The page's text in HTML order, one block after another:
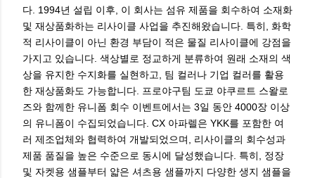
다. 1994년 설립 이후, 이 회사는 섬유 제품을 회수하여 소재화
및 재상품화하는 리사이클 사업을 추진해왔습니다. 특히, 화학
적 리사이클이 아닌 환경 부담이 적은 물질 리사이클에 강점을
가지고 있습니다. 색상별로 정교하게 분류하여 원래 소재의 색
상을 유지한 수지화를 실현하고, 팀 컬러나 기업 컬러를 활용
한 재상품화도 가능합니다. 프로야구팀 도쿄 야쿠르트 스왈로
즈와 함께한 유니폼 회수 이벤트에서는 3일 동안 4000장 이상
의 유니폼이 수집되었습니다. CX 아파렐은 YKK를 포함한 여
러 제조업체와 협력하여 개발되었으며, 리사이클의 회수성과
제품 품질을 높은 수준으로 동시에 달성했습니다. 특히, 정장
및 자켓용 샘플부터 얇은 셔츠용 샘플까지 다양한 생지 샘플을